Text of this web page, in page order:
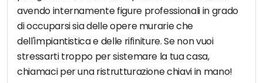
avendo internamente figure professionali in grado
di occuparsi sia delle opere murarie che
dell'impiantistica e delle rifiniture. Se non vuoi
stressarti troppo per sistemare la tua casa,
chiamaci per una ristrutturazione chiavi in mano!